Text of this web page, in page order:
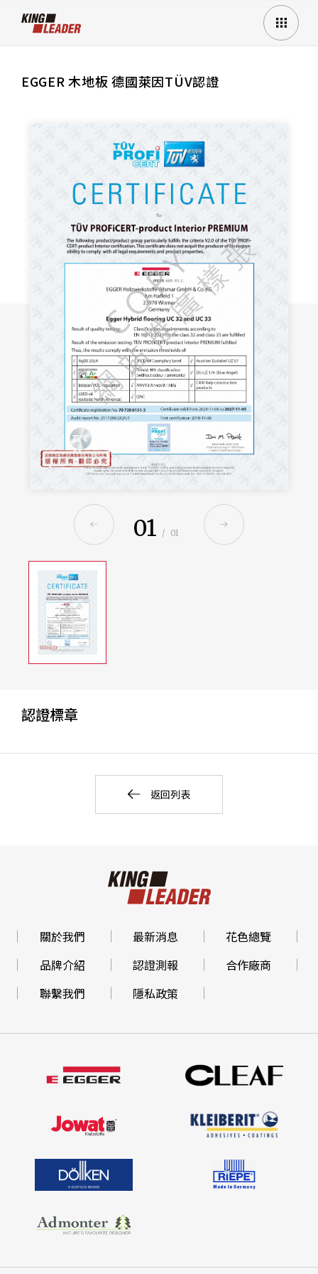
EGGER 木地板 德國萊因TÜV認證
01 / 01
認證標章
返回列表
關於我們 最新消息
花色總覽
品牌介紹
認證測報
合作廠商
聯繫我們
隱私政策